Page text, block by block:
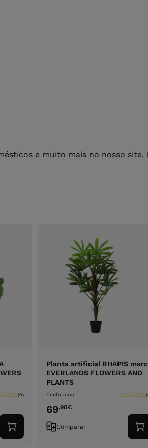
e muito mais no nosso
(0)
Adicionar
ao
Planta artificial RHAPIS
EVERLANDS FLOWERS AND
PLANTS
Conforama
69,90€
Comparar